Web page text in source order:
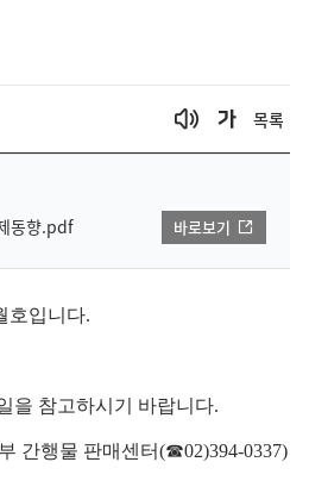
목록
동향.pdf
바로보기
호입니다.
을 참고하시기 바랍니다.
간행물 판매센터(☎02)394-0337)